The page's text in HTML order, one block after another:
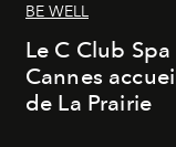
BE WELL
Le C Club
Cannes
de La Prairie